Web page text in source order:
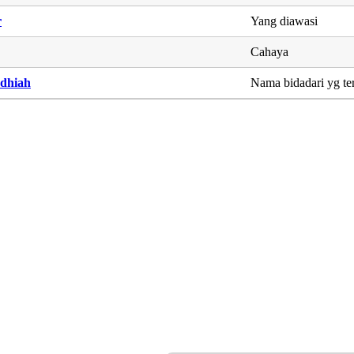
Yang diawasi
Cahaya
Nama bidadari yg